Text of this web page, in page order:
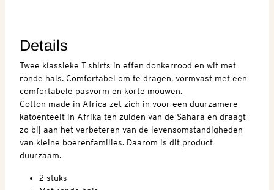
Details
Twee klassieke T-shirts in effen donkerrood en wit met
ronde hals. Comfortabel om te dragen, vormvast met een
comfortabele pasvorm en korte mouwen.
Cotton made in Africa zet zich in voor een duurzamere
katoenteelt in Afrika ten zuiden van de Sahara en draagt
zo bij aan het verbeteren van de levensomstandigheden
van kleine boerenfamilies. Daarom is dit product
duurzaam.
2 stuks